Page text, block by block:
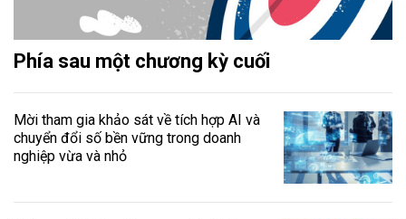
Phía sau một chương kỳ cuối
Mời tham gia khảo sát về tích hợp AI và
chuyển đổi số bền vững trong doanh
nghiệp vừa và nhỏ